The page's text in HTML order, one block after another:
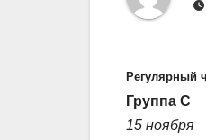
Регулярный
Группа C
15 ноября